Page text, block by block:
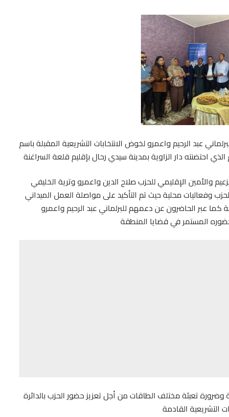
عبد الرحيم واعمرو لخوض الانتخابات التشريعية المقبلة باسم
الذي احتضنته دار الزاوية بمدينة سيدي رحال بإقليم قلعة السراغنة
والأمين الإقليمي للحزب صلاح الدين واعمرو وترية الخليفي
وفعاليات محلية حيث تم التأكيد على مواصلة العمل الميداني
كما عبر الحاضرون عن دعمهم للبرلماني عبد الرحيم واعمرو
المستمر في قضايا المنطقة
تعبئة مختلف الطاقات من أجل تعزيز حضور الحزب بالدائرة
التشريعية القادمة